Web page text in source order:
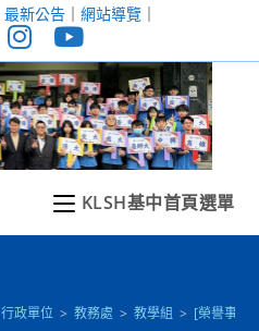
最新公告｜ 網站導覽｜
KLSH基中首頁選單
行政單位 > 教務處 > 教學組 > [榮譽事蹟